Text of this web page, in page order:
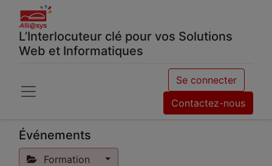
L’Interlocuteur clé pour vos Solutions
Web et Informatiques
Se connecter
Contactez-nous
Événements
Formation